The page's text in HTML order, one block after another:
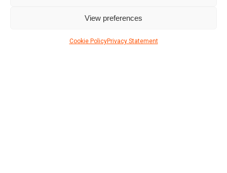
View preferences
Cookie PolicyPrivacy Statement
9 photos